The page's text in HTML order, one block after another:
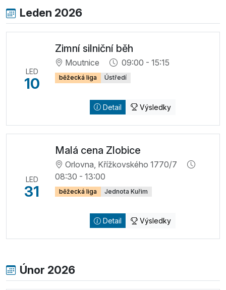
Leden 2026
LED
10
Zimní silniční běh
Moutnice 09:00 - 15:15
běžecká liga Ústředí
Detail Výsledky
LED
31
Malá cena Zlobice
Orlovna, Křížkovského 1770/7
08:30 - 13:00
běžecká liga Jednota Kuřim
Detail Výsledky
Únor 2026